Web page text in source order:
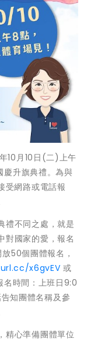
10月10日(二)上午
慶升旗典禮。為與
受網路或電話報
禮不同之處，就是
對國家的愛，報名
50個團體報名，
x6gvEV 或
時間：上班日9:0
知團體名稱及參
精心準備團體單位